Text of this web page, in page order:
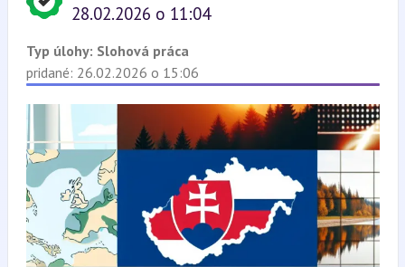
28.02.2026 o 11:04
Typ úlohy: Slohová práca
pridané: 26.02.2026 o 15:06